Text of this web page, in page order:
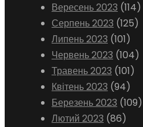
Вересень 2023 (114)
Серпень 2023 (125)
Липень 2023 (101)
Червень 2023 (104)
Травень 2023 (101)
Квітень 2023 (94)
Березень 2023 (109)
Лютий 2023 (86)